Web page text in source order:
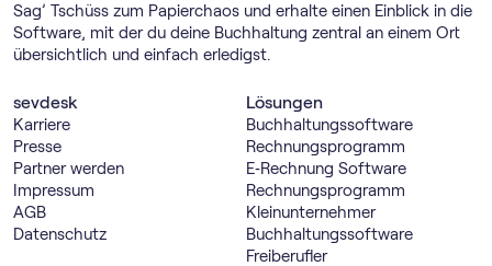
Sag’ Tschüss zum Papierchaos und erhalte einen Einblick in die
Software, mit der du deine Buchhaltung zentral an einem Ort
übersichtlich und einfach erledigst.
sevdesk
Karriere
Presse
Partner werden
Impressum
AGB
Datenschutz
Lösungen
Buch­haltungs­software
Rechnungs­programm
E‑Rechnung Software
Rechnungs­programm
Kleinunternehmer
Buch­haltungs­software
Freiberufler